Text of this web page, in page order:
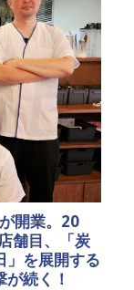
開業。20
舗目、「炭
」を展開する
続く！